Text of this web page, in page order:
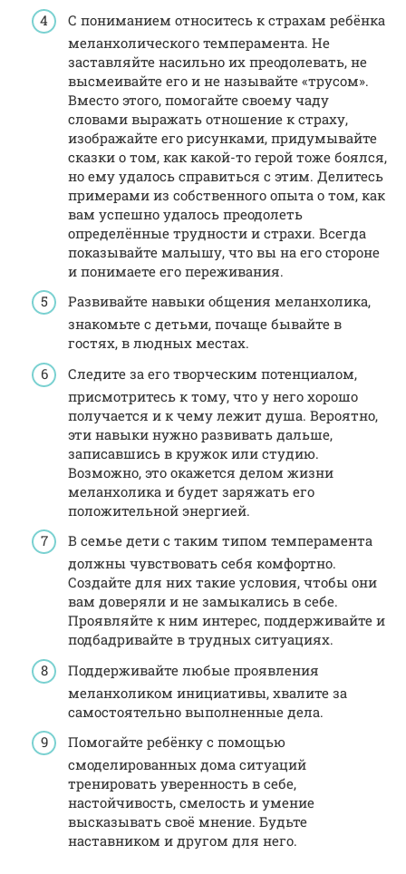
С пониманием относитесь к страхам ребёнка
меланхолического темперамента. Не
заставляйте насильно их преодолевать, не
высмеивайте его и не называйте «трусом».
Вместо этого, помогайте своему чаду
словами выражать отношение к страху,
изображайте его рисунками, придумывайте
сказки о том, как какой-то герой тоже боялся,
но ему удалось справиться с этим. Делитесь
примерами из собственного опыта о том, как
вам успешно удалось преодолеть
определённые трудности и страхи. Всегда
показывайте малышу, что вы на его стороне
и понимаете его переживания.
Развивайте навыки общения меланхолика,
знакомьте с детьми, почаще бывайте в
гостях, в людных местах.
Следите за его творческим потенциалом,
присмотритесь к тому, что у него хорошо
получается и к чему лежит душа. Вероятно,
эти навыки нужно развивать дальше,
записавшись в кружок или студию.
Возможно, это окажется делом жизни
меланхолика и будет заряжать его
положительной энергией.
В семье дети с таким типом темперамента
должны чувствовать себя комфортно.
Создайте для них такие условия, чтобы они
вам доверяли и не замыкались в себе.
Проявляйте к ним интерес, поддерживайте и
подбадривайте в трудных ситуациях.
Поддерживайте любые проявления
меланхоликом инициативы, хвалите за
самостоятельно выполненные дела.
Помогайте ребёнку с помощью
смоделированных дома ситуаций
тренировать уверенность в себе,
настойчивость, смелость и умение
высказывать своё мнение. Будьте
наставником и другом для него.